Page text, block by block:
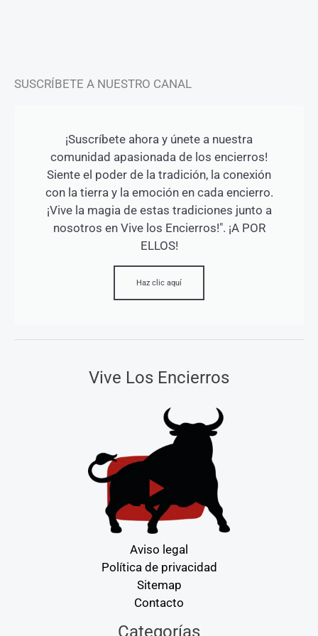
SUSCRÍBETE A NUESTRO CANAL
¡Suscríbete ahora y únete a nuestra
comunidad apasionada de los encierros!
Siente el poder de la tradición, la conexión
con la tierra y la emoción en cada encierro.
¡Vive la magia de estas tradiciones junto a
nosotros en Vive los Encierros!". ¡A POR
ELLOS!
Haz clic aquí
Vive Los Encierros
Aviso legal
Política de privacidad
Sitemap
Contacto
Categorías